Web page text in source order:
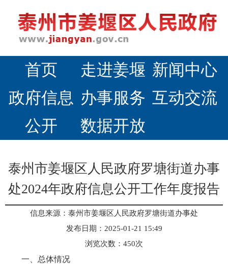
首页 走进姜堰 新闻中心
政府信息
公开
办事服务 互动交流
数据开放
泰州市姜堰区人民政府罗塘街道办事
处2024年政府信息公开工作年度报告
信息来源：泰州市姜堰区人民政府罗塘街道办事处
发布日期：2025-01-21 15:49
浏览次数： 450次
一、总体情况